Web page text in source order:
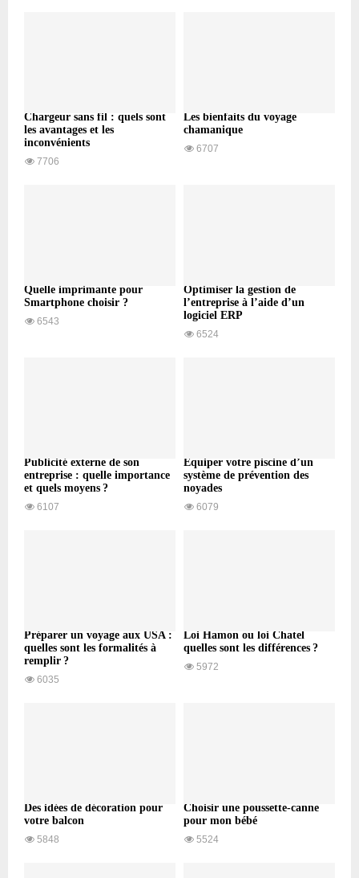
Chargeur sans fil : quels sont
les avantages et les
inconvénients
7706
Les bienfaits du voyage
chamanique
6707
Quelle imprimante pour
Smartphone choisir ?
6543
Optimiser la gestion de
l’entreprise à l’aide d’un
logiciel ERP
6524
Publicité externe de son
entreprise : quelle importance
et quels moyens ?
6107
Équiper votre piscine d’un
système de prévention des
noyades
6079
Préparer un voyage aux USA :
quelles sont les formalités à
remplir ?
6035
Loi Hamon ou loi Chatel
quelles sont les différences ?
5972
Des idées de décoration pour
votre balcon
5848
Choisir une poussette-canne
pour mon bébé
5524